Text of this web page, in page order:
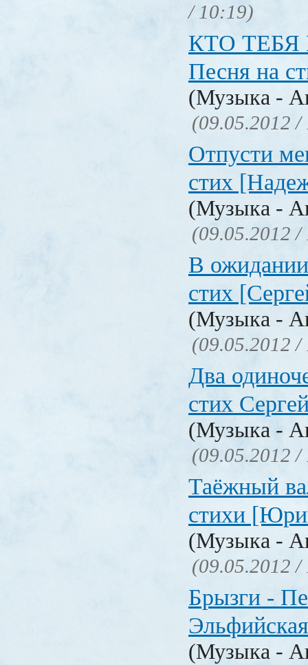
/ 10:19)
КТО
Песня на
(Музыка -
(09.05.2012 /
Отпусти
стих
(Музыка -
(09.05.2012 /
В
стих
(Музыка -
(09.05.2012 /
Два
стих
(Музыка -
(09.05.2012 /
Таёжный
стихи
(Музыка -
(09.05.2012 /
Брызги -
(Музыка -